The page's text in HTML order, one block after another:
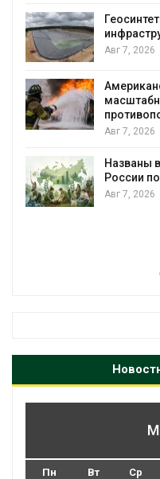
Авг 7, 2026
Авг 7, 2026
Названы
России
Авг 7, 2026
Пн Вт Ср